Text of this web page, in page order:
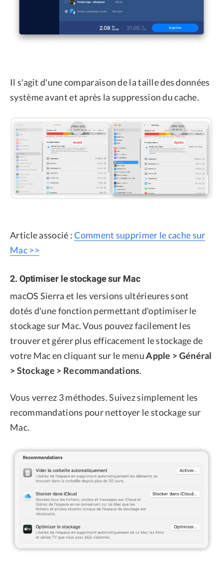
Il s'agit d'une comparaison de la taille des données
système avant et après la suppression du cache.
Article associé :Comment supprimer le cache sur
Mac >>
2. Optimiser le stockage sur Mac
macOS Sierra et les versions ultérieures sont
dotés d'une fonction permettant d'optimiser le
stockage sur Mac. Vous pouvez facilement les
trouver et gérer plus efficacement le stockage de
votre Mac en cliquant sur le menuApple > Général
> Stockage > Recommandations.
Vous verrez 3 méthodes. Suivez simplement les
recommandations pour nettoyer le stockage sur
Mac.